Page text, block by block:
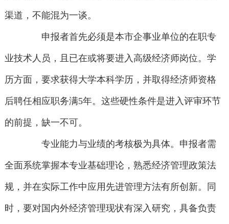
渠道，不能混为一谈。
申报者首先必须是本市企事业单位的在职专
业技术人员，且已在或将要进入高级经济师岗位。学
历方面，要求获得大学本科学历，并取得经济师资格
后聘任相应职务满5年。这些硬性条件是进入评审环节
的前提，缺一不可。
专业能力与业绩的考核极为具体。申报者需
全面系统掌握本专业基础理论，熟悉经济管理政策法
规，并在实际工作中应用先进管理方法有所创新。同
时，要对国内外经济管理现状有深入研究，具备负责